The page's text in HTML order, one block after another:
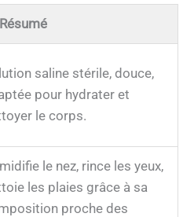
Résumé
saline stérile, douce,
pour hydrater et
le corps.
le nez, rince les yeux,
les plaies grâce à sa
proche des